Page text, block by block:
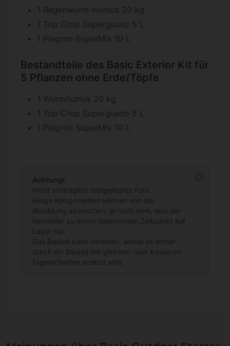
1 Regenwurm-Humus 20 kg
1 Top Crop Superguano 5 L
1 Plagron SuperMix 10 L
Bestandteile des Basic Exterior Kit für
5 Pflanzen ohne Erde/Töpfe
1 Wurmhumus 20 kg
1 Top Crop Superguano 5 L
1 Plagron SuperMix 10 L
Achtung!
Nicht vertraglich festgelegtes Foto.
Einige Komponenten können von der
Abbildung abweichen, je nach dem, was der
Hersteller zu einem bestimmten Zeitpunkt auf
Lager hat.
Das Bauteil kann variieren, wobei es immer
durch ein Bauteil mit gleichen oder besseren
Eigenschaften ersetzt wird.